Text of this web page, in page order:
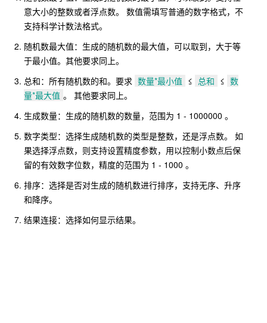
意大小的整数或者浮点数。 数值需填写普通的数字格式，不
支持科学计数法格式。
随机数最大值：生成的随机数的最大值，可以取到，大于等
于最小值。其他要求同上。
总和：所有随机数的和。要求 数量*最小值 ≤ 总和 ≤ 数
量*最大值 。 其他要求同上。
生成数量：生成的随机数的数量，范围为 1 - 1000000 。
数字类型：选择生成随机数的类型是整数，还是浮点数。 如
果选择浮点数，则支持设置精度参数，用以控制小数点后保
留的有效数字位数，精度的范围为 1 - 1000 。
排序：选择是否对生成的随机数进行排序，支持无序、升序
和降序。
结果连接：选择如何显示结果。